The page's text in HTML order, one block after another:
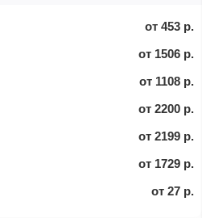
от 453 р.
от 1506 р.
от 1108 р.
от 2200 р.
от 2199 р.
от 1729 р.
от 27 р.